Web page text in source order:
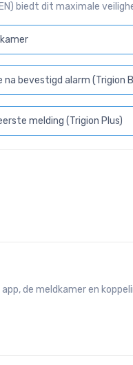
biedt dit maximale
bevestigd alarm (Trigion
melding (Trigion Plus)
de meldkamer en